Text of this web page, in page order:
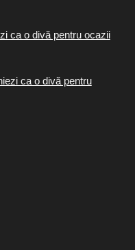
ca o divă pentru ocazii
ca o divă pentru